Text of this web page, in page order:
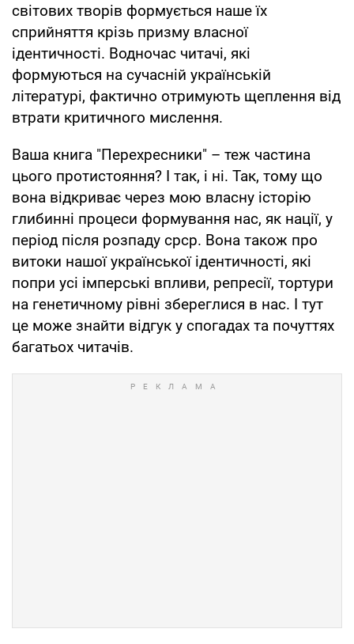
світових творів формується наше їх
сприйняття крізь призму власної
ідентичності. Водночас читачі, які
формуються на сучасній українській
літературі, фактично отримують щеплення від
втрати критичного мислення.
Ваша книга "Перехресники" – теж частина
цього протистояння? І так, і ні. Так, тому що
вона відкриває через мою власну історію
глибинні процеси формування нас, як нації, у
період після розпаду срср. Вона також про
витоки нашої української ідентичності, які
попри усі імперські впливи, репресії, тортури
на генетичному рівні збереглися в нас. І тут
це може знайти відгук у спогадах та почуттях
багатьох читачів.